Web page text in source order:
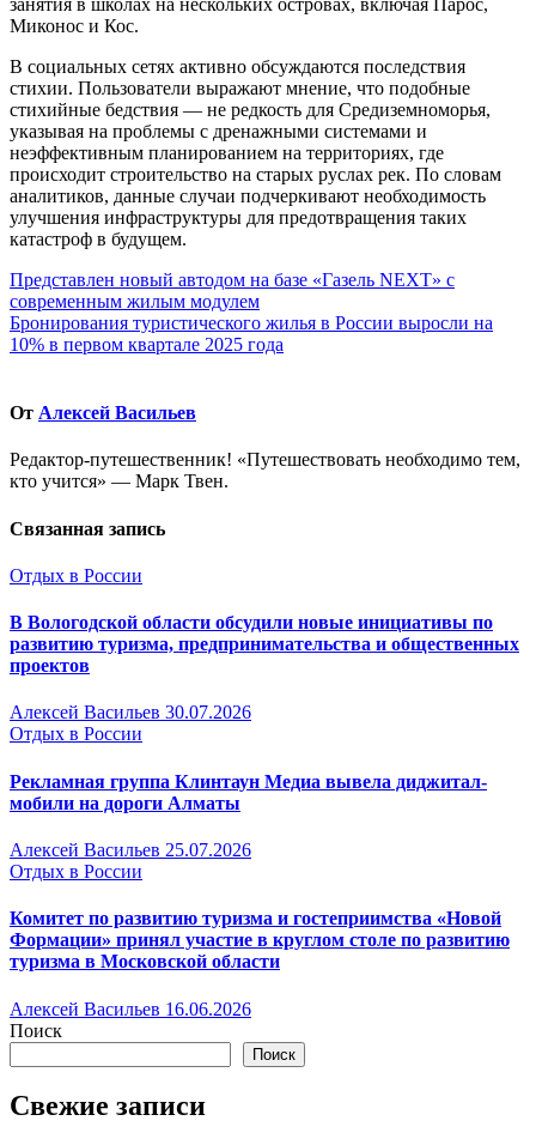
Миконос и Кос.
В социальных сетях активно обсуждаются последствия
стихии. Пользователи выражают мнение, что подобные
стихийные бедствия — не редкость для Средиземноморья,
указывая на проблемы с дренажными системами и
неэффективным планированием на территориях, где
происходит строительство на старых руслах рек. По словам
аналитиков, данные случаи подчеркивают необходимость
улучшения инфраструктуры для предотвращения таких
катастроф в будущем.
Навигация
по
записям
Представлен новый автодом на базе «Газель NEXT» с
современным жилым модулем
Бронирования туристического жилья в России выросли на
10% в первом квартале 2025 года
От Алексей Васильев
Редактор-путешественник! «Путешествовать необходимо тем,
кто учится» — Марк Твен.
Связанная запись
Отдых в России
В Вологодской области обсудили новые инициативы по
развитию туризма, предпринимательства и общественных
проектов
Алексей Васильев 30.07.2026
Отдых в России
Рекламная группа Клинтаун Медиа вывела диджитал-
мобили на дороги Алматы
Алексей Васильев 25.07.2026
Отдых в России
Комитет по развитию туризма и гостеприимства «Новой
Формации» принял участие в круглом столе по развитию
туризма в Московской области
Алексей Васильев 16.06.2026
Поиск
Поиск
Свежие записи